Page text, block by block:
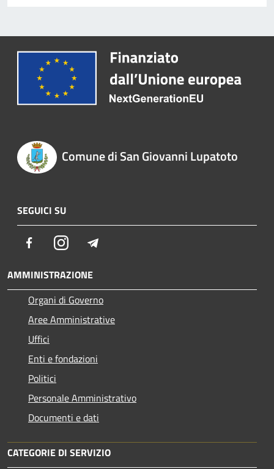
Comune di San Giovanni Lupatoto
SEGUICI SU
FacebookInstagram
AMMINISTRAZIONE
Organi di Governo
Aree Amministrative
Uffici
Enti e fondazioni
Politici
Personale Amministrativo
Documenti e dati
CATEGORIE DI SERVIZIO